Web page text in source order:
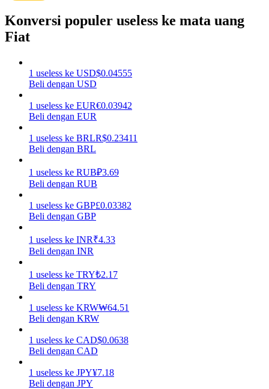
Menghasilkan
Dapatkan imbalan kompetitif setiap hari
Mempertaruhkan
Konversi populer useless ke mata uang
Fiat
1 useless ke USD$0.04555
Beli dengan USD
1 useless ke EUR€0.03942
Beli dengan EUR
1 useless ke BRLR$0.23411
Beli dengan BRL
1 useless ke RUB₽3.69
Beli dengan RUB
1 useless ke GBP£0.03382
Beli dengan GBP
1 useless ke INR₹4.33
Beli dengan INR
1 useless ke TRY₺2.17
Beli dengan TRY
1 useless ke KRW₩64.51
Beli dengan KRW
1 useless ke CAD$0.0638
Beli dengan CAD
1 useless ke JPY¥7.18
Beli dengan JPY